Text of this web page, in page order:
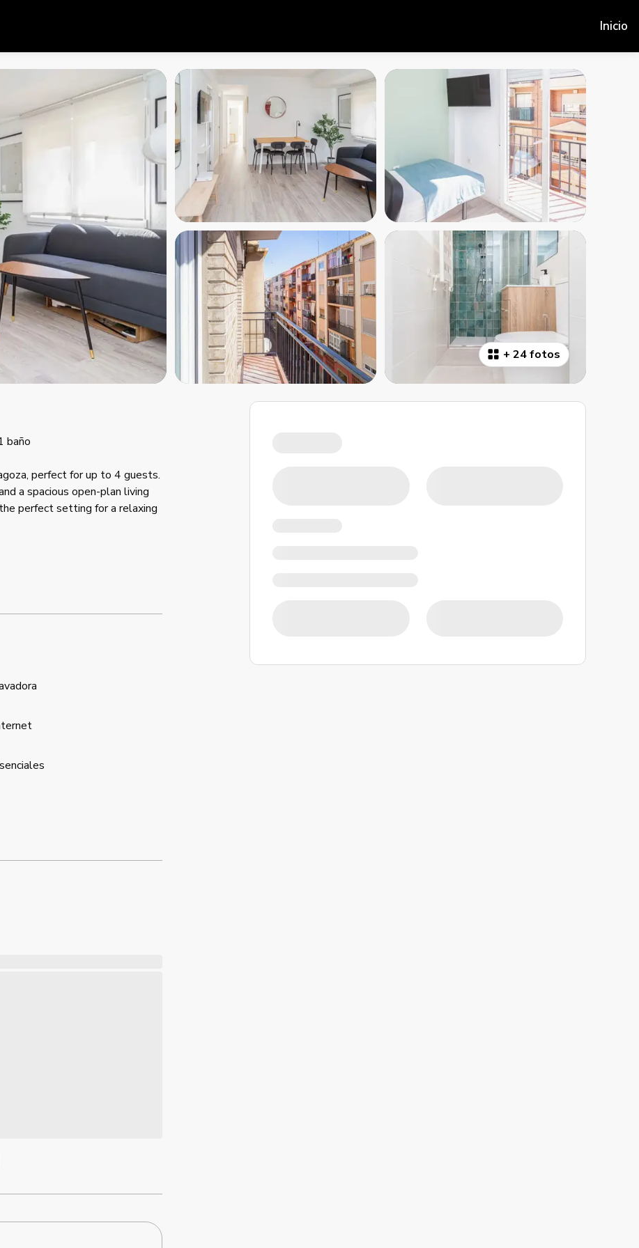
Inicio
+ 24 fotos
baño
perfect for up to 4 guests.
a spacious open-plan living
perfect setting for a relaxing